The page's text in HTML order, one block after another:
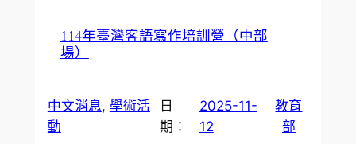
114年臺灣客語寫作培訓營（中部
場）
中文消息, 學術活
動
日
期：
2025-11-
12
教育
部